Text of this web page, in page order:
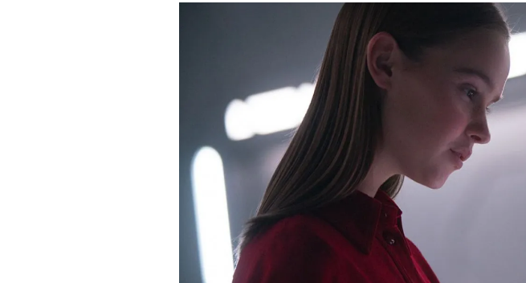
Londyn
Paryż PRL
fiction serial BBC
Wydawnictwo
Jagiellońskiego
wiek